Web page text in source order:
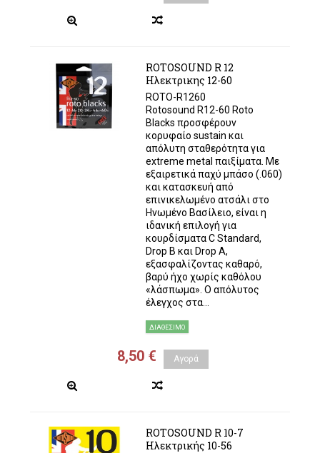
ROTOSOUND R 12
Ηλεκτρικης 12-60
ROTO-R1260
Rotosound R12-60 Roto
Blacks προσφέρουν
κορυφαίο sustain και
απόλυτη σταθερότητα για
extreme metal παιξίματα. Με
εξαιρετικά παχύ μπάσο (.060)
και κατασκευή από
επινικελωμένο ατσάλι στο
Ηνωμένο Βασίλειο, είναι η
ιδανική επιλογή για
κουρδίσματα C Standard,
Drop B και Drop A,
εξασφαλίζοντας καθαρό,
βαρύ ήχο χωρίς καθόλου
«λάσπωμα». Ο απόλυτος
έλεγχος στα...
ΔΙΑΘΈΣΙΜΟ
8,50 € Αγορά
ROTOSOUND R 10-7
Ηλεκτρικής 10-56